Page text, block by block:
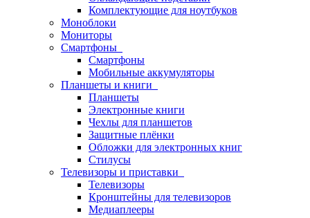
Комплектующие для ноутбуков
Моноблоки
Мониторы
Смартфоны
Смартфоны
Мобильные аккумуляторы
Планшеты и книги
Планшеты
Электронные книги
Чехлы для планшетов
Защитные плёнки
Обложки для электронных книг
Стилусы
Телевизоры и приставки
Телевизоры
Кронштейны для телевизоров
Медиаплееры